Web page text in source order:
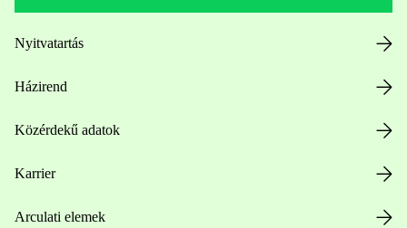
Nyitvatartás
Házirend
Közérdekű adatok
Karrier
Arculati elemek